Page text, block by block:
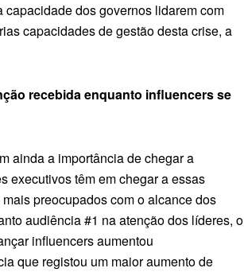
capacidade dos governos lidarem com
capacidades de gestão desta crise, a
recebida enquanto influencers se
ainda a importância de chegar a
executivos têm em chegar a essas
preocupados com o alcance dos
audiência #1 na atenção dos líderes, o
influencers aumentou
que registou um maior aumento de